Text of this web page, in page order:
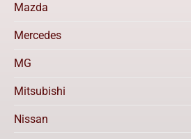
Mazda
Mercedes
MG
Mitsubishi
Nissan